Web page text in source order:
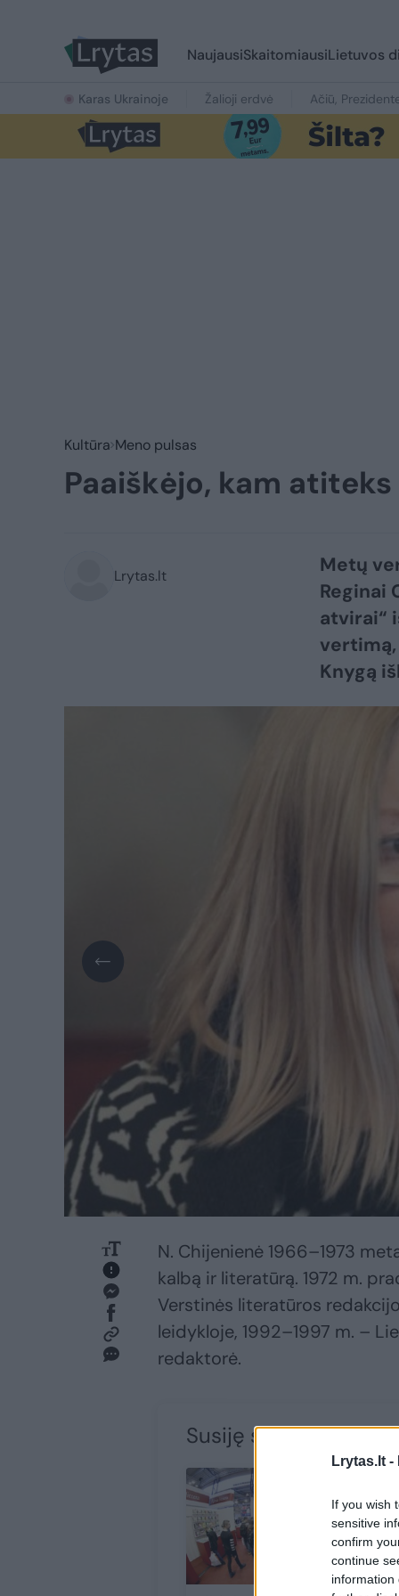
Lrytas.lt -
If you wish
sensitive
confirm
continue
information
NaujausiSkaitomiausiLietuvos
Karas Ukrainoje Žalioji erdvė Ačiū,
Kultūra Meno pulsas
Paaiškėjo, kam
Lrytas.lt
Metų
Reginai
atvirai“
Knygą
N. Chijenienė 1966–1973
kalbą ir literatūrą. 1972 m.
Verstinės literatūros
leidykloje, 1992–1997 m. –
redaktorė.
Susiję straipsniai